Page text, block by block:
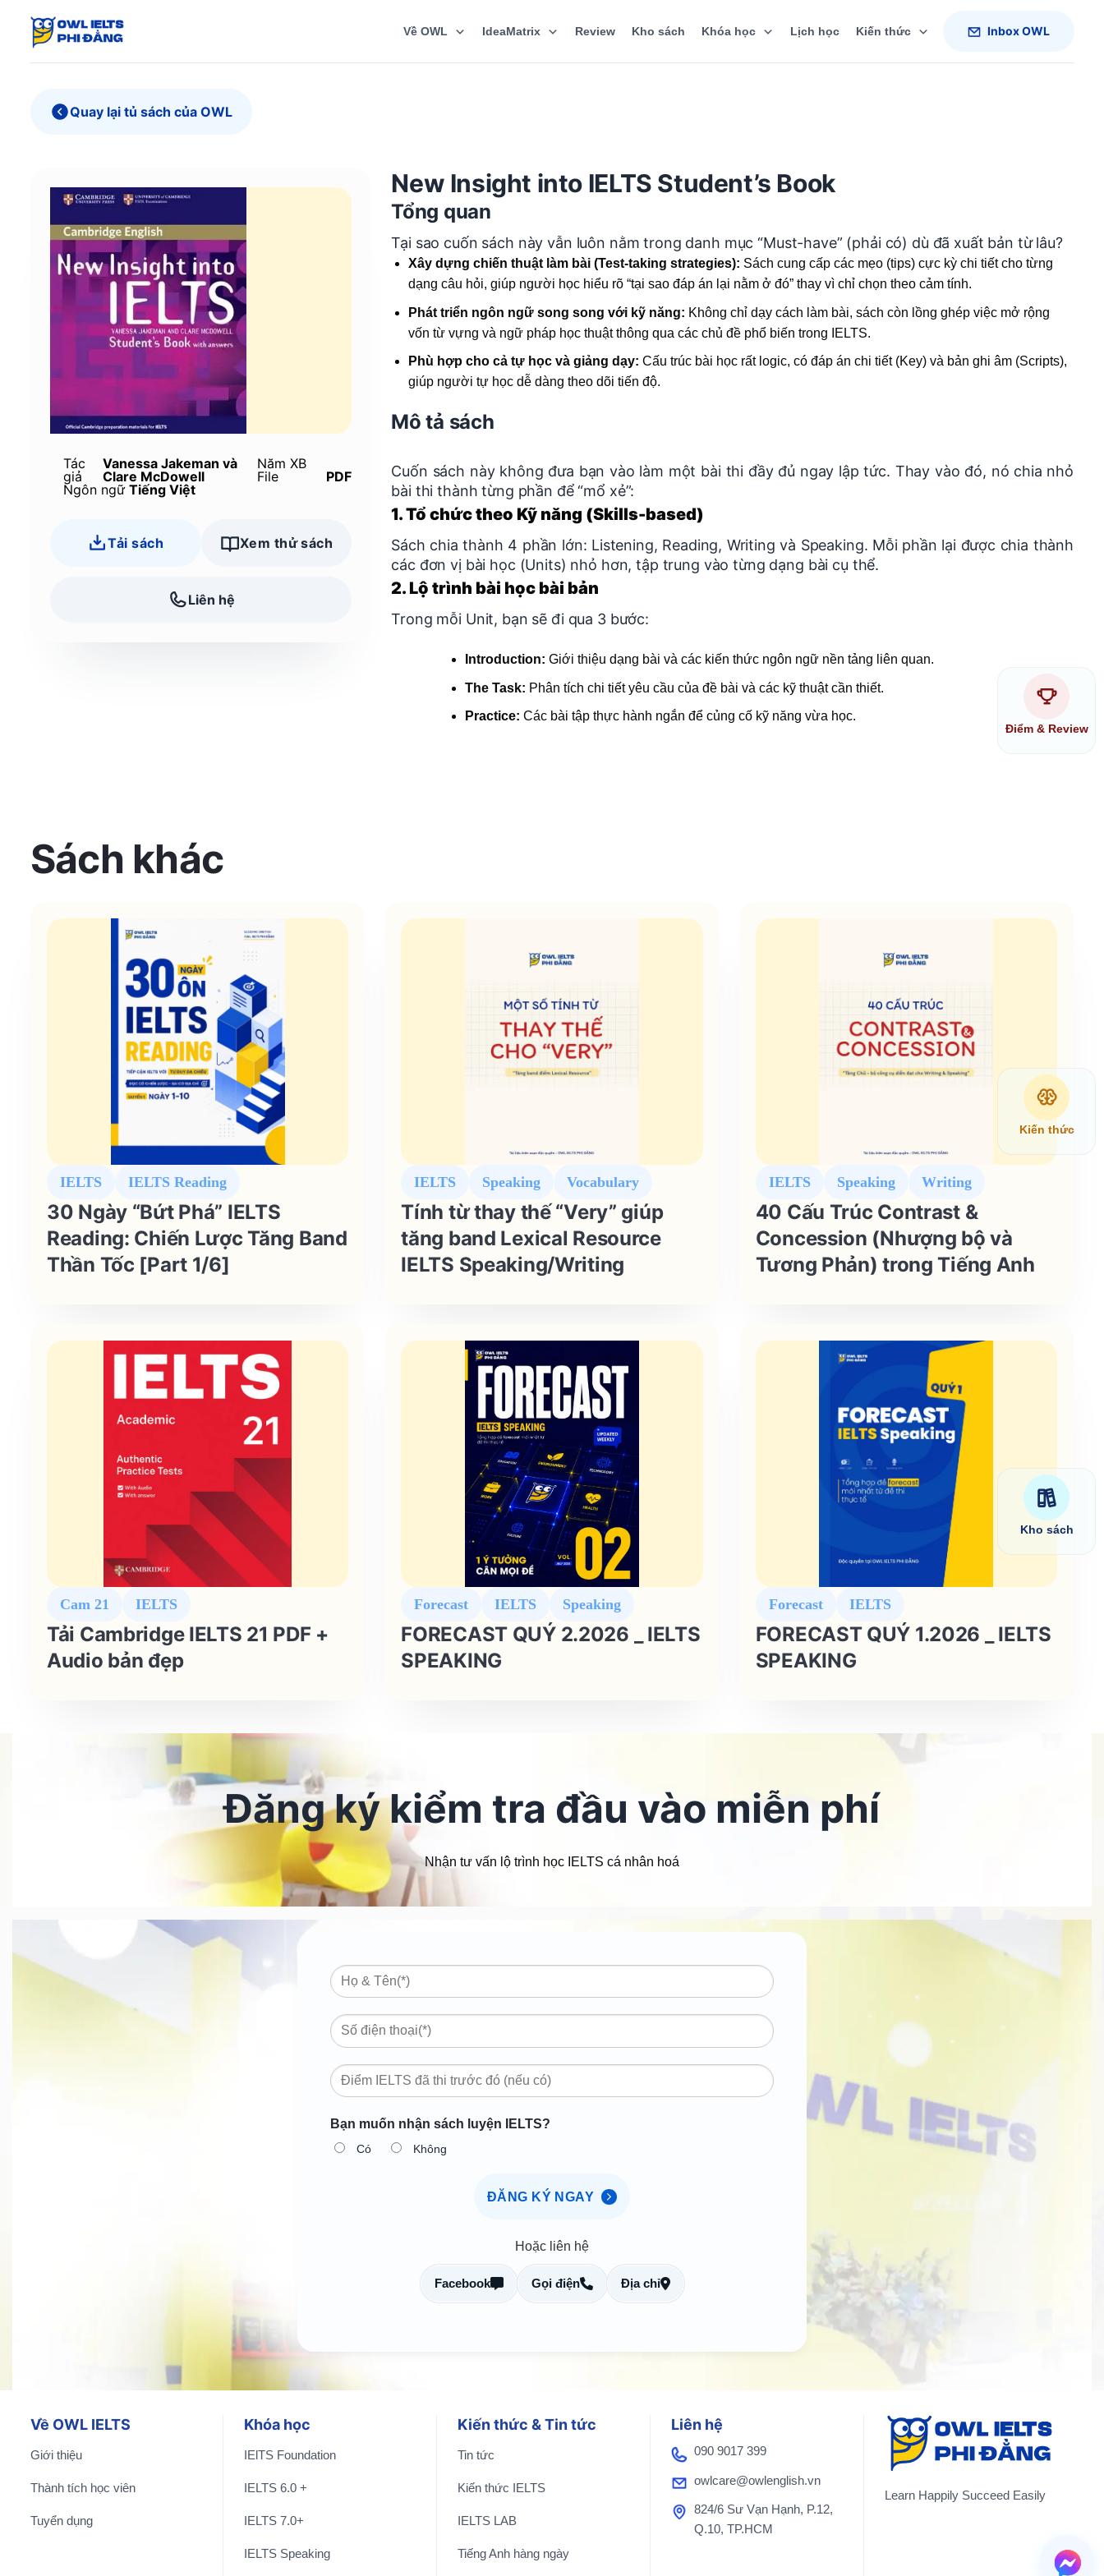
content
Về OWL IdeaMatrix Review Kho sách Khóa học Lịch học Kiến thức Inbox OWL
Kho sách
Kiến thức
Điểm & Review
Quay lại tủ sách của OWL
Tác
giả
Vanessa Jakeman và
Clare McDowell
Ngôn ngữ Tiếng Việt
Năm XB
File
PDF
Tải sách Xem thử sách
Liên hệ
New Insight into IELTS Student’s Book
Tổng quan
Tại sao cuốn sách này vẫn luôn nằm trong danh mục “Must-have” (phải có) dù đã xuất bản từ lâu?
Xây dựng chiến thuật làm bài (Test-taking strategies): Sách cung cấp các mẹo (tips) cực kỳ chi tiết cho từng
dạng câu hỏi, giúp người học hiểu rõ “tại sao đáp án lại nằm ở đó” thay vì chỉ chọn theo cảm tính.
Phát triển ngôn ngữ song song với kỹ năng: Không chỉ dạy cách làm bài, sách còn lồng ghép việc mở rộng
vốn từ vựng và ngữ pháp học thuật thông qua các chủ đề phổ biến trong IELTS.
Phù hợp cho cả tự học và giảng dạy: Cấu trúc bài học rất logic, có đáp án chi tiết (Key) và bản ghi âm (Scripts),
giúp người tự học dễ dàng theo dõi tiến độ.
Mô tả sách
Cuốn sách này không đưa bạn vào làm một bài thi đầy đủ ngay lập tức. Thay vào đó, nó chia nhỏ
bài thi thành từng phần để “mổ xẻ”:
1. Tổ chức theo Kỹ năng (Skills-based)
Sách chia thành 4 phần lớn: Listening, Reading, Writing và Speaking. Mỗi phần lại được chia thành
các đơn vị bài học (Units) nhỏ hơn, tập trung vào từng dạng bài cụ thể.
2. Lộ trình bài học bài bản
Trong mỗi Unit, bạn sẽ đi qua 3 bước:
Introduction: Giới thiệu dạng bài và các kiến thức ngôn ngữ nền tảng liên quan.
The Task: Phân tích chi tiết yêu cầu của đề bài và các kỹ thuật cần thiết.
Practice: Các bài tập thực hành ngắn để củng cố kỹ năng vừa học.
Sách khác
IELTS IELTS Reading
30 Ngày “Bứt Phá” IELTS
Reading: Chiến Lược Tăng Band
Thần Tốc [Part 1/6]
IELTS Speaking Vocabulary
Tính từ thay thế “Very” giúp
tăng band Lexical Resource
IELTS Speaking/Writing
IELTS Speaking Writing
40 Cấu Trúc Contrast &
Concession (Nhượng bộ và
Tương Phản) trong Tiếng Anh
Cam 21 IELTS
Tải Cambridge IELTS 21 PDF +
Audio bản đẹp
Forecast IELTS Speaking
FORECAST QUÝ 2.2026 _ IELTS
SPEAKING
Forecast IELTS
FORECAST QUÝ 1.2026 _ IELTS
SPEAKING
Đăng ký kiểm tra đầu vào miễn phí
Nhận tư vấn lộ trình học IELTS cá nhân hoá
Bạn muốn nhận sách luyện IELTS?
Có Không
ĐĂNG KÝ NGAY
Hoặc liên hệ
Facebook Gọi điện Địa chỉ
Về OWL IELTS
Giới thiệu
Thành tích học viên
Tuyển dụng
Khóa học
IElTS Foundation
IELTS 6.0 +
IELTS 7.0+
IELTS Speaking
Kiến thức & Tin tức
Tin tức
Kiến thức IELTS
IELTS LAB
Tiếng Anh hàng ngày
Liên hệ
090 9017 399
owlcare@owlenglish.vn
824/6 Sư Vạn Hạnh, P.12,
Q.10, TP.HCM
Learn Happily Succeed Easily